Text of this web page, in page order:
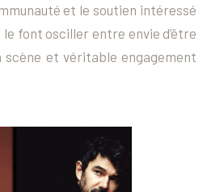
et le soutien intéressé
le font osciller entre envie d’être
scène et véritable engagement